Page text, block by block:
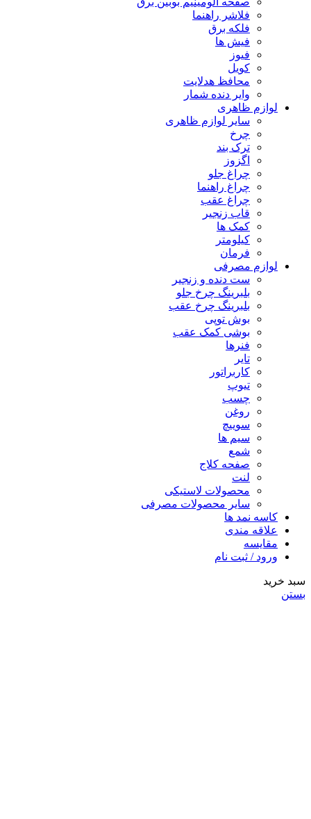
فلاشر راهنما
فلکه برق
فیش ها
فیوز
کویل
محافظ هدلایت
وایر دنده شمار
لوازم ظاهری
سایر لوازم ظاهری
چرخ
ترک بند
اگزوز
چراغ جلو
چراغ راهنما
چراغ عقب
قاب زنجیر
کمک ها
کیلومتر
فرمان
لوازم مصرفی
ست دنده و زنجیر
بلبرینگ چرخ جلو
بلبرینگ چرخ عقب
بوش توپی
بوشی کمک عقب
فنرها
تایر
کاربراتور
تیوپ
چسب
روغن
سوییچ
سیم ها
شمع
صفحه کلاج
لنت
محصولات لاستیکی
سایر محصولات مصرفی
کاسه نمد ها
علاقه مندی
مقایسه
ورود / ثبت نام
سبد خرید
بستن